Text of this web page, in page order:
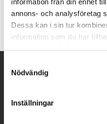
annons- och analysföretag
Dessa kan i sin tur
information som du har
Nödvändig
Inställningar
Navigering
Bänkskivor